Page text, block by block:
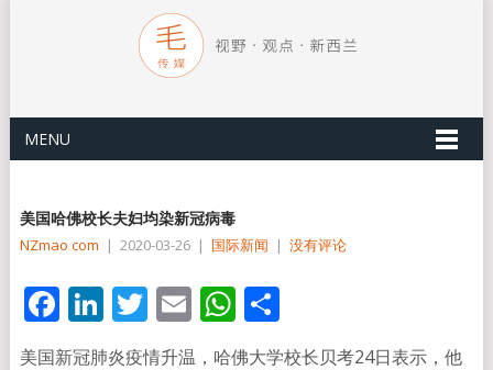
MENU
美国哈佛校长夫妇均染新冠病毒
NZmao com | 2020-03-26 | 国际新闻 | 没有评论
Facebook
LinkedIn
Twitter
EmailWhatsApp
分
享
美国新冠肺炎疫情升温，哈佛大学校长贝考24日表示，他